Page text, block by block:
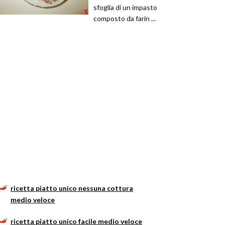
sfoglia di un impasto
composto da farin ...
ricetta piatto unico nessuna cottura
medio veloce
ricetta piatto unico facile medio veloce